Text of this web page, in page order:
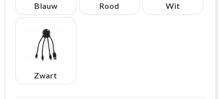
Blauw Rood Wit
Zwart